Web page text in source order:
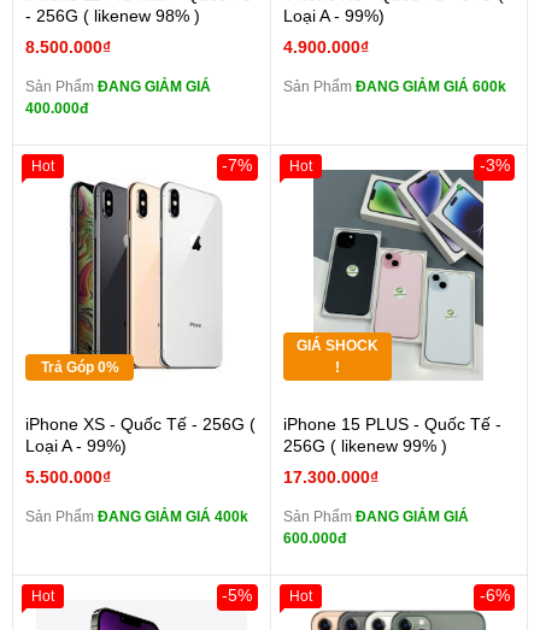
- 256G ( likenew 98% )
8.500.000₫
Sản Phẩm ĐANG GIẢM GIÁ
400.000đ
Loại A - 99%)
4.900.000₫
Sản Phẩm ĐANG GIẢM GIÁ 600k
Trả Góp 0%
iPhone XS - Quốc Tế - 256G (
Loại A - 99%)
5.500.000₫
-7%
Sản Phẩm ĐANG GIẢM GIÁ 400k
Hot
GIÁ SHOCK
!
iPhone 15 PLUS - Quốc Tế -
256G ( likenew 99% )
17.300.000₫
-3%
Sản Phẩm ĐANG GIẢM GIÁ
600.000đ
Hot
-5%
Hot -6%
Hot